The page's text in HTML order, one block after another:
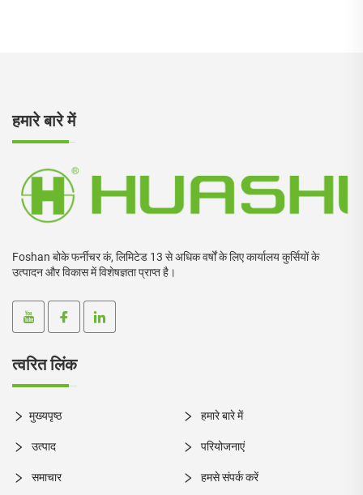
हमारे बारे में
Foshan बोके फर्नीचर कं, लिमिटेड 13 से अधिक वर्षों के लिए कार्यालय कुर्सियों के
उत्पादन और विकास में विशेषज्ञता प्राप्त है।
त्वरित लिंक
मुख्यपृष्ठ हमारे बारे में
उत्पाद परियोजनाएं
समाचार हमसे संपर्क करें